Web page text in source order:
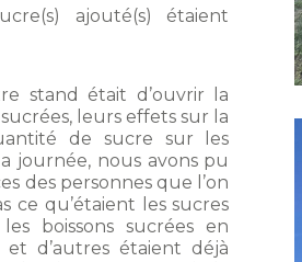
ajouté(s) étaient
stand était d’ouvrir la
leurs effets sur la
de sucre sur les
journée, nous avons pu
des personnes que l’on
ce qu’étaient les sucres
boissons sucrées en
d’autres étaient déjà